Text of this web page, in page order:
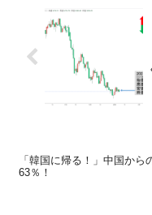
「韓国に帰る！」中国から
63％！